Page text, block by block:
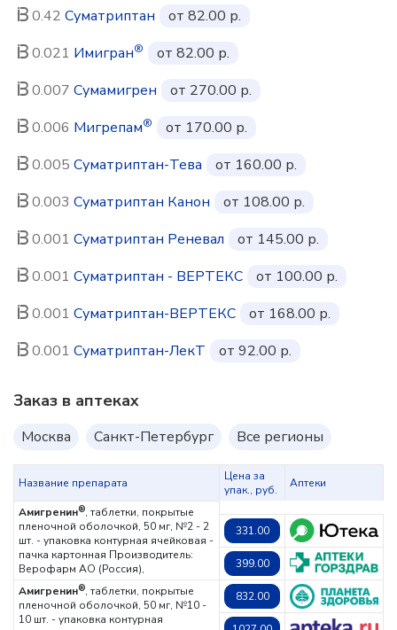
0.42 Суматриптан
от 82.00 р.
0.021 Имигран®
от 82.00 р.
0.007 Сумамигрен
от 270.00 р.
0.006 Мигрепам®
от 170.00 р.
0.005 Суматриптан-Тева
от 160.00 р.
0.003 Суматриптан Канон
от 108.00 р.
0.001 Суматриптан Реневал
от 145.00 р.
0.001 Суматриптан - ВЕРТЕКС
от 100.00 р.
0.001 Суматриптан-ВЕРТЕКС
от 168.00 р.
0.001 Суматриптан-ЛекТ от 92.00 р.
Заказ в аптеках
Москва Санкт-Петербург Все регионы
Название препарата
Цена за
упак., руб.
Аптеки
Амигренин®, таблетки, покрытые
пленочной оболочкой, 50 мг, №2 - 2
шт. - упаковка контурная ячейковая -
пачка картонная Производитель:
Верофарм АО (Россия),
331.00
399.00
Амигренин®, таблетки, покрытые
пленочной оболочкой, 50 мг, №10 -
10 шт. - упаковка контурная
832.00